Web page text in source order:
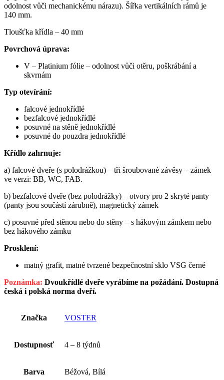
odolnost vůči mechanickému nárazu). Šířka vertikálních rámů je
140 mm.
Tloušťka křídla – 40 mm
Povrchová úprava:
V – Platinium fólie – odolnost vůči otěru, poškrábání a
skvrnám
Typ otevírání:
falcové jednokřídlé
bezfalcové jednokřídlé
posuvné na stěně jednokřídlé
posuvné do pouzdra jednokřídlé
Křídlo zahrnuje:
a) falcové dveře (s polodrážkou) – tři šroubované závěsy – zámek
ve verzi: BB, WC, FAB.
b) bezfalcové dveře (bez polodrážky) – otvory pro 2 skryté panty
(panty jsou součástí zárubně), magnetický zámek
c) posuvné před stěnou nebo do stěny – s hákovým zámkem nebo
bez hákového zámku
Prosklení:
matný grafit, matné tvrzené bezpečnostní sklo VSG černé
Poznámka: Dvoukřídlé dveře vyrábíme na požádání. Dostupná
česká i polská norma dveří.
Značka VOSTER
Dostupnosť 4 – 8 týdnů
Barva Béžová, Bílá